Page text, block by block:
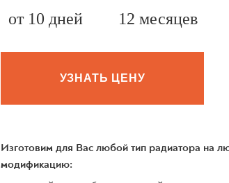
от 10 дней 12 месяцев
УЗНАТЬ ЦЕНУ
Изготовим для Вас любой тип радиатора на
модификацию: